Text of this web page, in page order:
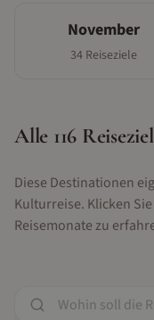
November
34 Reiseziele
Alle 116
Diese Destinationen
Kulturreise. Klicken
Reisemonate zu